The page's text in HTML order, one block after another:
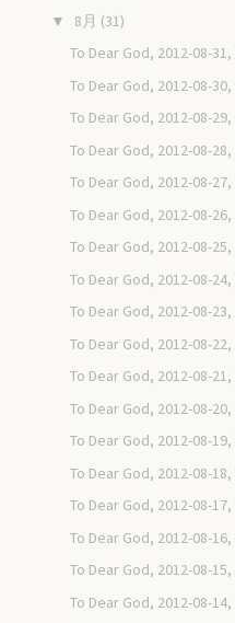
▼ 8月 (31)
To Dear God, 2012-08-
To Dear God, 2012-08-
To Dear God, 2012-08-
To Dear God, 2012-08-
To Dear God, 2012-08-
To Dear God, 2012-08-
To Dear God, 2012-08-
To Dear God, 2012-08-
To Dear God, 2012-08-
To Dear God, 2012-08-
To Dear God, 2012-08-
To Dear God, 2012-08-
To Dear God, 2012-08-
To Dear God, 2012-08-
To Dear God, 2012-08-
To Dear God, 2012-08-
To Dear God, 2012-08-
To Dear God, 2012-08-